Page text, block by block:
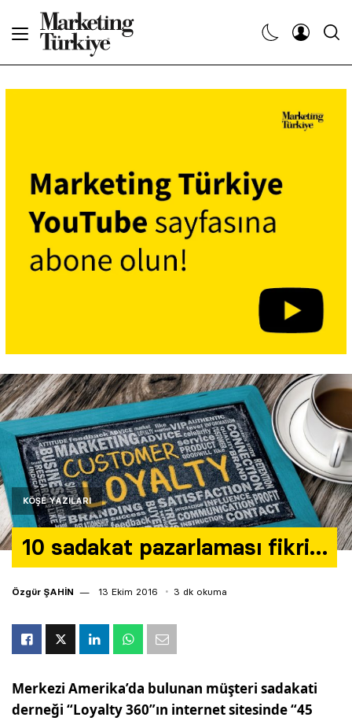
KÖŞE YAZILARI
10 sadakat pazarlaması fikri…
Özgür ŞAHİN 13 Ekim 2016 3 dk okuma
Merkezi Amerika’da bulunan müşteri sadakati
derneği “Loyalty 360”ın internet sitesinde “45
Dergiler
Etkinlikler
Araştırma